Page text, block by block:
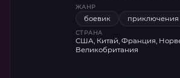
ЖАНР
боевик приключения
СТРАНА
США, Китай, Франция,
Великобритания